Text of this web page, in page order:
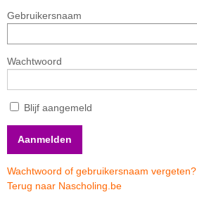
Gebruikersnaam
Wachtwoord
Blijf aangemeld
Wachtwoord of gebruikersnaam vergeten?
Terug naar Nascholing.be